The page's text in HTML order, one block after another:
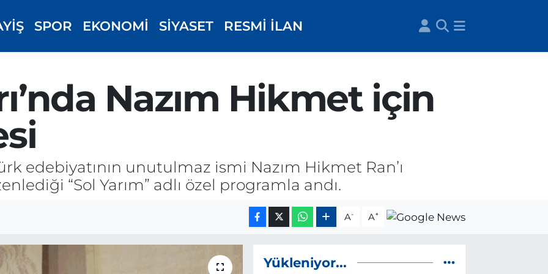
SPOR EKONOMİ SİYASET RESMİ İLAN
Nazım Hikmet için
edebiyatının unutulmaz ismi Nazım Hikmet Ran’ı
“Sol Yarım” adlı özel programla andı.
A- A+
Yükleniyor...